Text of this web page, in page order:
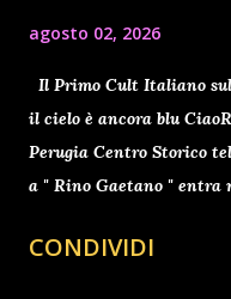
agosto 02, 2026
Il Primo Cult Italiano
il cielo è ancora blu
Perugia Centro Storico
a " Rino Gaetano " entra
avventori del sito da
CONDIVIDI